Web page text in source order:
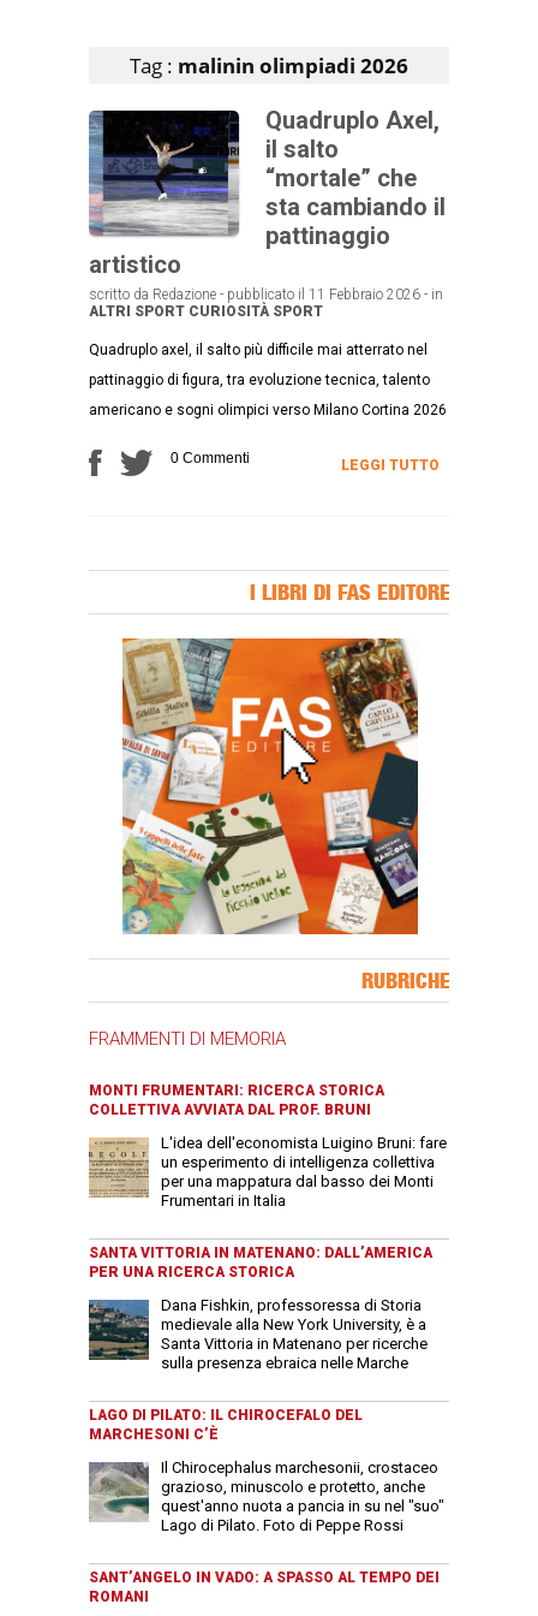
Tag : malinin olimpiadi 2026
Quadruplo Axel,
il salto
“mortale” che
sta cambiando il
pattinaggio
artistico
scritto da Redazione - pubblicato il 11 Febbraio 2026 - in
ALTRI SPORT CURIOSITÀ SPORT
Quadruplo axel, il salto più difficile mai atterrato nel
pattinaggio di figura, tra evoluzione tecnica, talento
americano e sogni olimpici verso Milano Cortina 2026
0 Commenti LEGGI TUTTO
I LIBRI DI FAS EDITORE
RUBRICHE
FRAMMENTI DI MEMORIA
MONTI FRUMENTARI: RICERCA STORICA
COLLETTIVA AVVIATA DAL PROF. BRUNI
L'idea dell'economista Luigino Bruni: fare
un esperimento di intelligenza collettiva
per una mappatura dal basso dei Monti
Frumentari in Italia
SANTA VITTORIA IN MATENANO: DALL’AMERICA
PER UNA RICERCA STORICA
Dana Fishkin, professoressa di Storia
medievale alla New York University, è a
Santa Vittoria in Matenano per ricerche
sulla presenza ebraica nelle Marche
LAGO DI PILATO: IL CHIROCEFALO DEL
MARCHESONI C’È
Il Chirocephalus marchesonii, crostaceo
grazioso, minuscolo e protetto, anche
quest'anno nuota a pancia in su nel "suo"
Lago di Pilato. Foto di Peppe Rossi
SANT’ANGELO IN VADO: A SPASSO AL TEMPO DEI
ROMANI